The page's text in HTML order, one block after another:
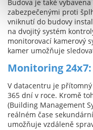
Budova je také
zabezpečenými proti
vniknutí do budovy
na dvojitý systém
monitorovací kamerový
kamer umožňuje
Monitoring 24x7:
V datacentru je
365 dní v roce. Kromě
(Building Management
reálném čase
umožňuje vzdáleně